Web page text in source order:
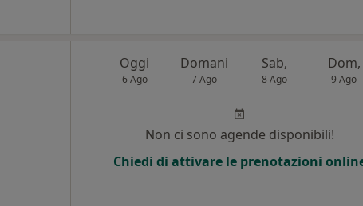
Oggi
6 Ago
Domani
7 Ago
Sab,
8 Ago
Dom,
9 Ago
Non ci sono agende disponibili!
Chiedi di attivare le prenotazioni